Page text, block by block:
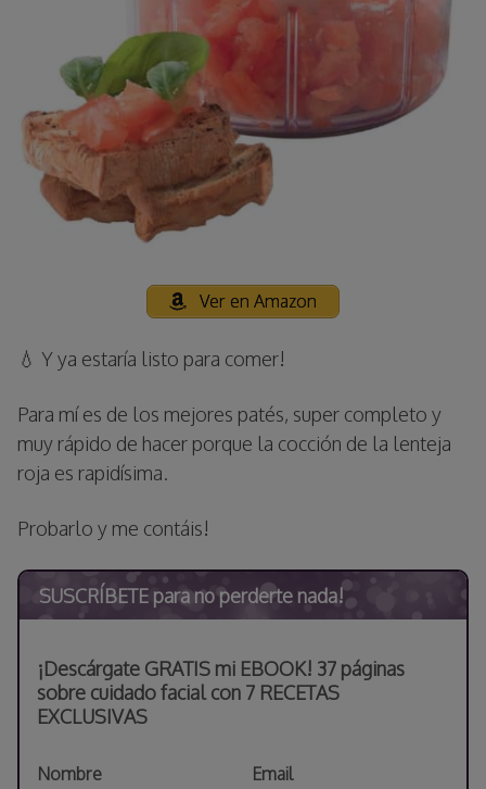
Ver en Amazon
💧 Y ya estaría listo para comer!
Para mí es de los mejores patés, super completo y
muy rápido de hacer porque la cocción de la lenteja
roja es rapidísima.
Probarlo y me contáis!
SUSCRÍBETE para no perderte nada!
¡Descárgate GRATIS mi EBOOK! 37 páginas
sobre cuidado facial con 7 RECETAS
EXCLUSIVAS
Nombre Email